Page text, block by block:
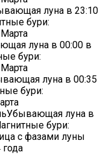
луна в 23:10
бури:
луна в 00:00 в
бури:
луна в 00:35
бури:
луна в
бури:
с фазами луны